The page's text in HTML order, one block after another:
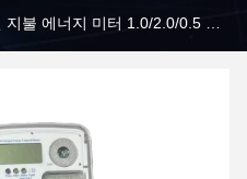
불 에너지 미터 1.0/2.0/0.5 정